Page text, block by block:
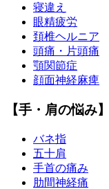
寝違え
眼精疲労
頚椎ヘルニア
頭痛・片頭痛
顎関節症
顔面神経麻痺
【手・肩の悩み】
バネ指
五十肩
手首の痛み
肋間神経痛